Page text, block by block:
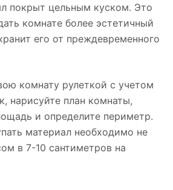
покрыт цельным куском. Это
комнате более эстетичный
его от преждевременного
комнату рулеткой с учетом
нарисуйте план комнаты,
и определите периметр.
материал необходимо не
в 7-10 сантиметров на